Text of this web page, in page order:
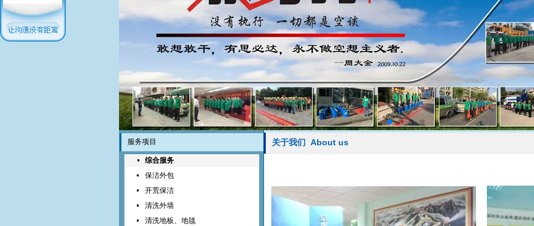
服务项目
• 综合服务
•
保洁外包
•
开荒保洁
•
清洗外墙
•
清洗地板、地毯
关于我们 About us